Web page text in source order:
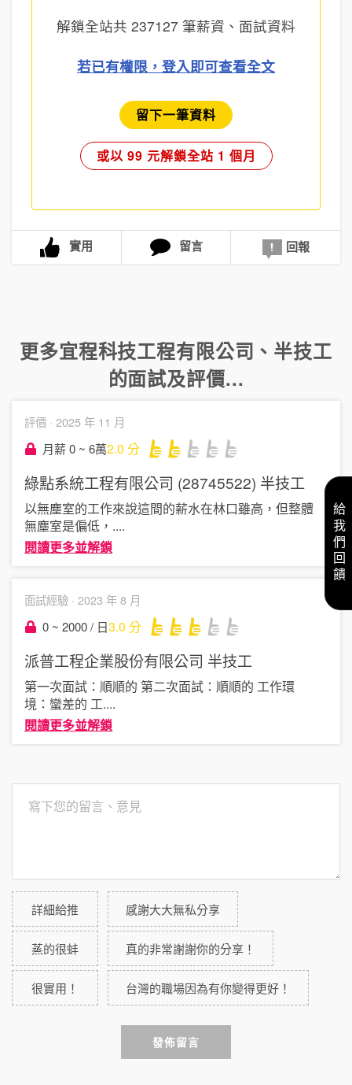
解鎖全站共 237127 筆薪資、面試資料
若已有權限，登入即可查看全文
留下一筆資料
或以 99 元解鎖全站 1 個月
實用 留言 回報
更多宜程科技工程有限公司 、 半技工
的面試及評價...
評價 · 2025 年 11 月
月薪 0 ~ 6萬2.0 分
綠點系統工程有限公司 (28745522) 半技工
以無塵室的工作來說這間的薪水在林口雖高，但整體
無塵室是偏低， ....
閱讀更多並解鎖
面試經驗 · 2023 年 8 月
0 ~ 2000 / 日3.0 分
派普工程企業股份有限公司 半技工
第一次面試：順順的 第二次面試：順順的 工作環
境：蠻差的 工....
閱讀更多並解鎖
詳細給推 感謝大大無私分享
蒸的很蚌 真的非常謝謝你的分享！
很實用！ 台灣的職場因為有你變得更好！
發佈留言
給我們回饋